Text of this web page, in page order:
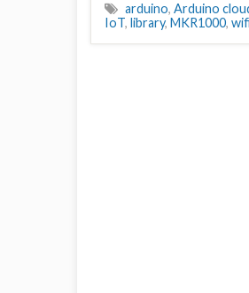
arduino, Arduino
IoT, library, MKR1000, wifi